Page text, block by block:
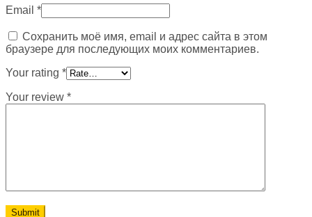
Email *
Сохранить моё имя, email и адрес сайта в этом
браузере для последующих моих комментариев.
Your rating *
Your review *